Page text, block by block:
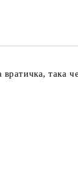
така